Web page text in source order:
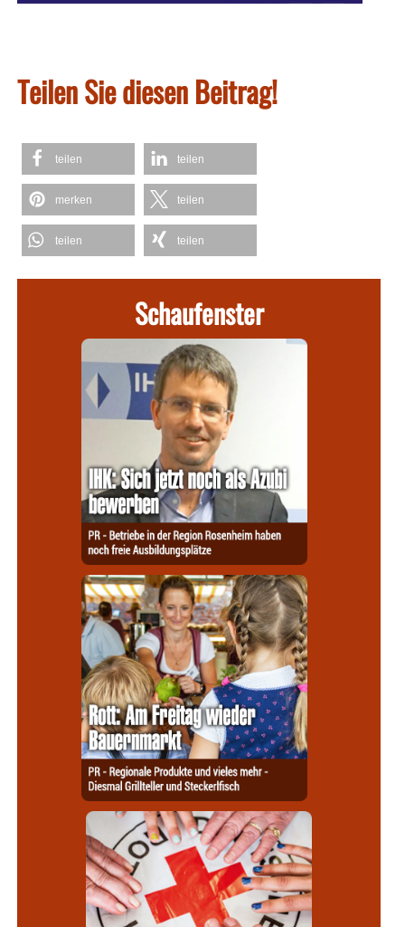
Teilen Sie diesen Beitrag!
teilen teilen
merken teilen
teilen teilen
Schaufenster